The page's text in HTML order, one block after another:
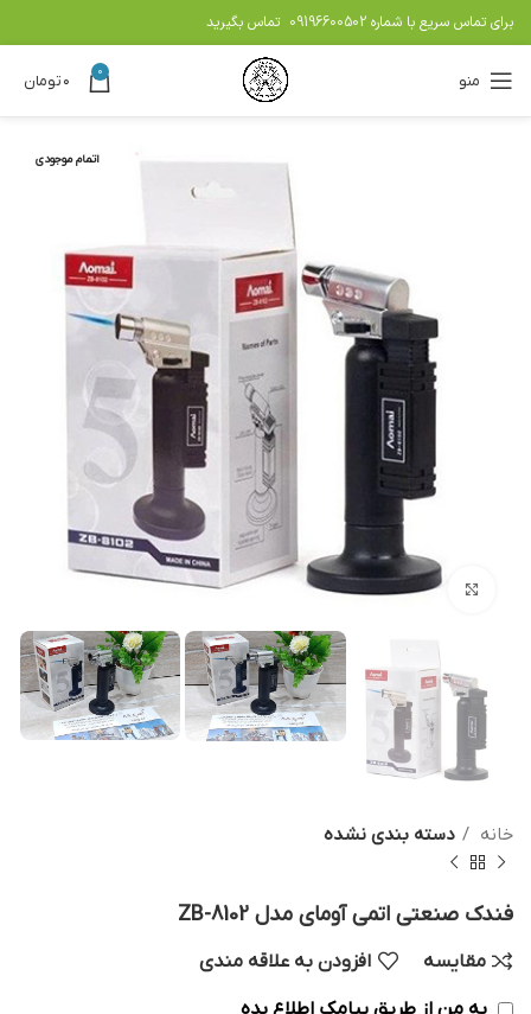
برای تماس سریع با شماره 09196600502 تماس بگیرید
منو 0 ۰تومان
اتمام موجودی
بزرگنمایی تصویر
خانه دسته بندی نشده
فندک صنعتی اتمی آومای مدل ZB-8102
مقایسه افزودن به علاقه مندی